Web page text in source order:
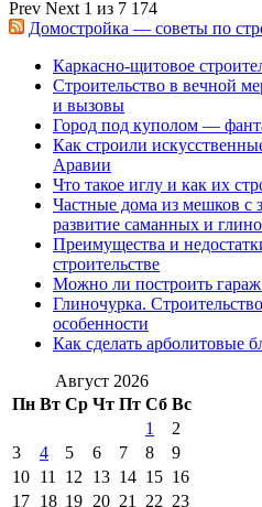
Prev Next 1 из 7 174
Домостройка — советы по
Каркасно-щитовое
Строительство в вечной
и вызовы
Город под куполом —
Как строили
Аравии
Что такое иглу и как их
Частные дома из мешков с
развитие саманных и
Преимущества и
строительстве
Можно ли построить гараж
Глиночурка.
особенности
Как сделать арболитовые
Август 2026
Пн Вт Ср Чт Пт Сб Вс
1
2
3
4 5 6 7 8
9
10 11 12 13 14 15 16
17 18 19 20 21 22 23